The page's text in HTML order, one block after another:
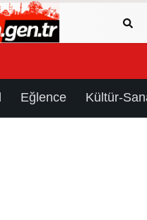
Eğlence Kültür-